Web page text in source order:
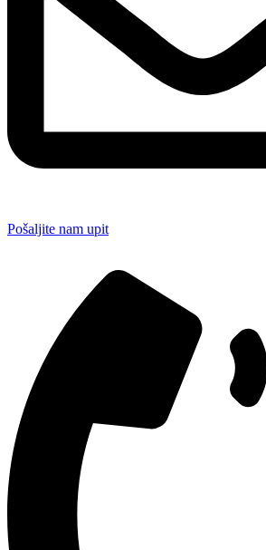
Pošaljite nam upit